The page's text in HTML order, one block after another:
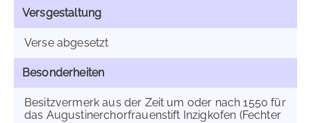
Versgestaltung
Verse abgesetzt
Besonderheiten
Besitzvermerk aus der Zeit um oder nach 1550 für
das Augustinerchorfrauenstift Inzigkofen (Fechter